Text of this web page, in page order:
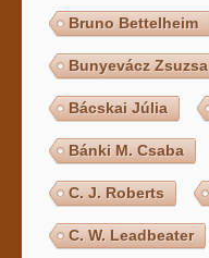
Bruno Bettelheim
Bunyevácz Zsuzsa
Bácskai Júlia
Bánki M. Csaba
C. J. Roberts
C. W. Leadbeater